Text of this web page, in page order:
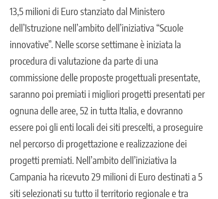
13,5 milioni di Euro stanziato dal Ministero
dell’Istruzione nell’ambito dell’iniziativa “Scuole
innovative”. Nelle scorse settimane è iniziata la
procedura di valutazione da parte di una
commissione delle proposte progettuali presentate,
saranno poi premiati i migliori progetti presentati per
ognuna delle aree, 52 in tutta Italia, e dovranno
essere poi gli enti locali dei siti prescelti, a proseguire
nel percorso di progettazione e realizzazione dei
progetti premiati. Nell’ambito dell’iniziativa la
Campania ha ricevuto 29 milioni di Euro destinati a 5
siti selezionati su tutto il territorio regionale e tra